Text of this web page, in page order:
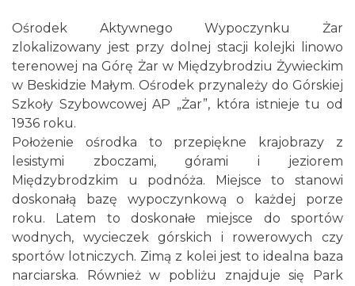
Ośrodek Aktywnego Wypoczynku Żar
zlokalizowany jest przy dolnej stacji kolejki linowo
terenowej na Górę Żar w Międzybrodziu Żywieckim
w Beskidzie Małym. Ośrodek przynależy do Górskiej
Szkoły Szybowcowej AP „Żar”, która istnieje tu od
1936 roku.
Położenie ośrodka to przepiękne krajobrazy z
lesistymi zboczami, górami i jeziorem
Międzybrodzkim u podnóża. Miejsce to stanowi
doskonałą bazę wypoczynkową o każdej porze
roku. Latem to doskonałe miejsce do sportów
wodnych, wycieczek górskich i rowerowych czy
sportów lotniczych. Zimą z kolei jest to idealna baza
narciarska. Również w pobliżu znajduje się Park